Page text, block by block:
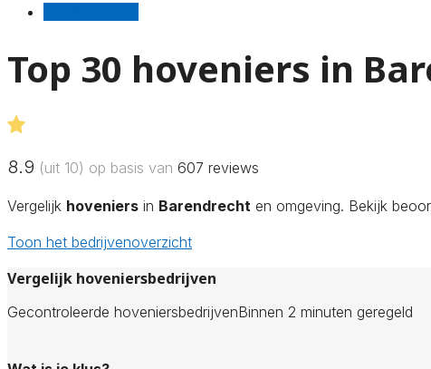
Top 30 hoveniers in
8.9 (uit 10) op basis van 607 reviews
Vergelijk hoveniers in Barendrecht en omgeving. Bekijk
Toon het bedrijvenoverzicht
Vergelijk hoveniersbedrijven
Gecontroleerde hoveniersbedrijvenBinnen 2 minuten geregeld